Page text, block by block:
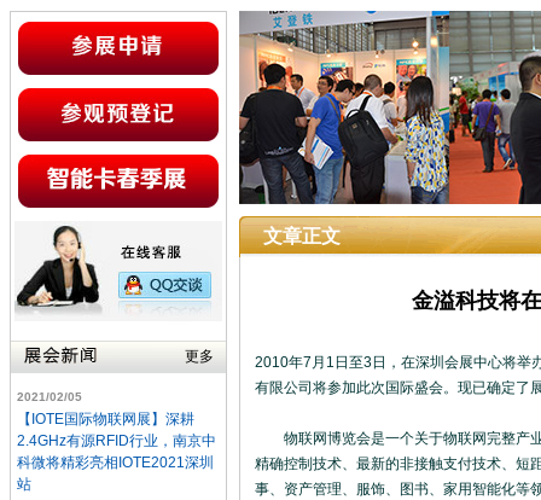
更多
2021/02/05
【IOTE国际物联网展】深耕
2.4GHz有源RFID行业，南京中
科微将精彩亮相IOTE2021深圳
站
文章正文
金溢科技将
2010年7月1日至3日，在深圳会展中心将举
有限公司将参加此次国际盛会。现已确定
物联网博览会是一个关于物联网完整产业
精确控制技术、最新的非接触支付技术、短
事、资产管理、服饰、图书、家用智能化